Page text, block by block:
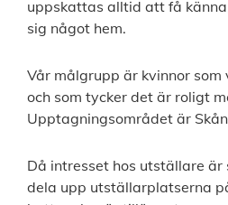
uppskattas alltid att få
sig något hem.
Vår målgrupp är kvinnor som
och som tycker det är roligt
Upptagningsområdet är
Då intresset hos utställare
dela upp utställarplatserna